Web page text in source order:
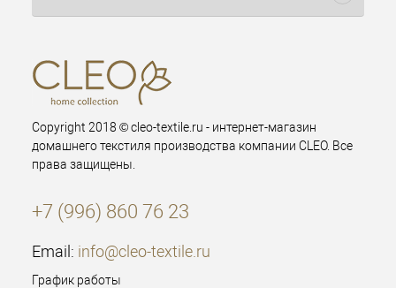
Copyright 2018 © cleo-textile.ru - интернет-магазин
домашнего текстиля производства компании CLEO. Все
права защищены.
+7 (996) 860 76 23
Email: info@cleo-textile.ru
График работы